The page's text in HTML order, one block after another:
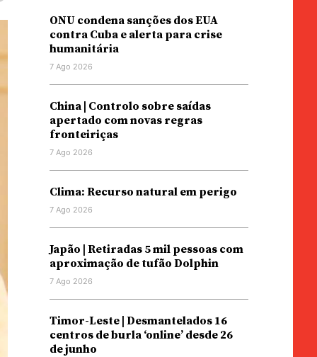
ONU condena sanções dos EUA
contra Cuba e alerta para crise
humanitária
7 Ago 2026
China | Controlo sobre saídas
apertado com novas regras
fronteiriças
7 Ago 2026
Clima: Recurso natural em perigo
7 Ago 2026
Japão | Retiradas 5 mil pessoas com
aproximação de tufão Dolphin
7 Ago 2026
Timor-Leste | Desmantelados 16
centros de burla ‘online’ desde 26
de junho